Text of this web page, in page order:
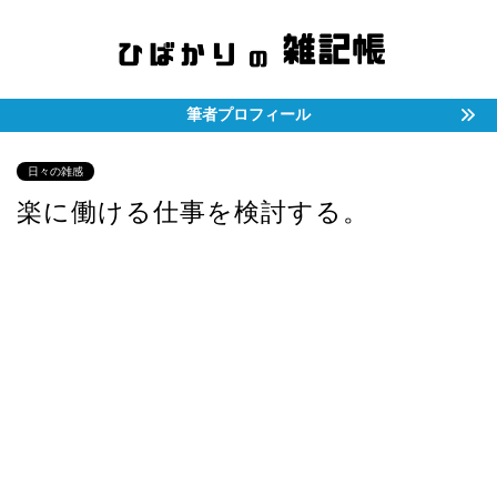
筆者プロフィール
日々の雑感
楽に働ける仕事を検討する。